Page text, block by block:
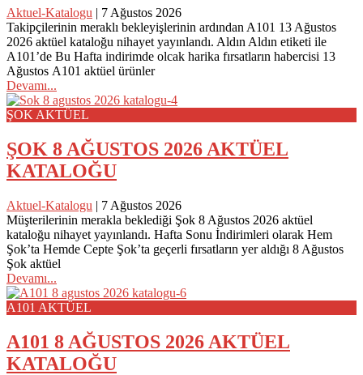
Aktuel-Katalogu | 7 Ağustos 2026
Takipçilerinin meraklı bekleyişlerinin ardından A101 13 Ağustos
2026 aktüel kataloğu nihayet yayınlandı. Aldın Aldın etiketi ile
A101’de Bu Hafta indirimde olcak harika fırsatların habercisi 13
Ağustos A101 aktüel ürünler
Devamı...
ŞOK AKTÜEL
ŞOK 8 AĞUSTOS 2026 AKTÜEL
KATALOĞU
Aktuel-Katalogu | 7 Ağustos 2026
Müşterilerinin merakla beklediği Şok 8 Ağustos 2026 aktüel
kataloğu nihayet yayınlandı. Hafta Sonu İndirimleri olarak Hem
Şok’ta Hemde Cepte Şok’ta geçerli fırsatların yer aldığı 8 Ağustos
Şok aktüel
Devamı...
A101 AKTÜEL
A101 8 AĞUSTOS 2026 AKTÜEL
KATALOĞU